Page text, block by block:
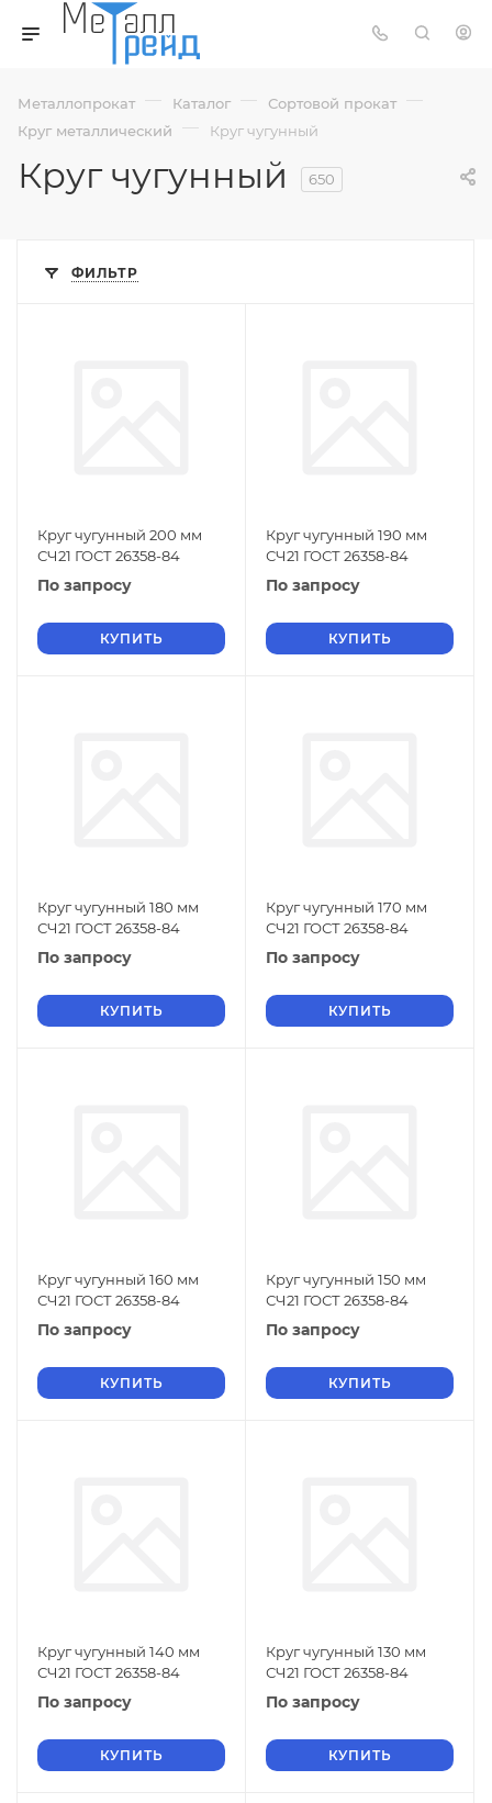
Металлопрокат — Каталог — Сортовой прокат —
Круг металлический — Круг чугунный
Круг чугунный 650
ФИЛЬТР
Круг чугунный 200 мм
СЧ21 ГОСТ 26358-84
По запросу
КУПИТЬ
Круг чугунный 190 мм
СЧ21 ГОСТ 26358-84
По запросу
КУПИТЬ
Круг чугунный 180 мм
СЧ21 ГОСТ 26358-84
По запросу
КУПИТЬ
Круг чугунный 170 мм
СЧ21 ГОСТ 26358-84
По запросу
КУПИТЬ
Круг чугунный 160 мм
СЧ21 ГОСТ 26358-84
По запросу
КУПИТЬ
Круг чугунный 150 мм
СЧ21 ГОСТ 26358-84
По запросу
КУПИТЬ
Круг чугунный 140 мм
СЧ21 ГОСТ 26358-84
По запросу
КУПИТЬ
Круг чугунный 130 мм
СЧ21 ГОСТ 26358-84
По запросу
КУПИТЬ